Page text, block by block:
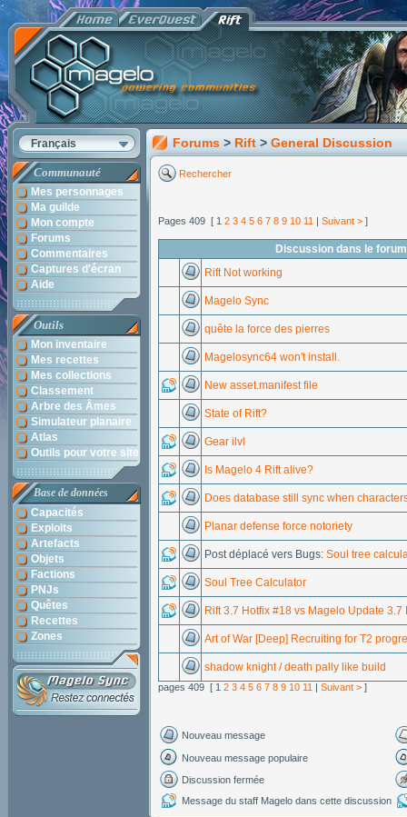
Français
Communauté
Mes personnages
Ma guilde
Mon compte
Forums
Commentaires
Captures d'écran
Aide
Outils
Mon inventaire
Mes recettes
Mes collections
Classement
Arbre des Âmes
Simulateur planaire
Atlas
Outils pour votre site
Base de données
Capacités
Exploits
Artefacts
Objets
Factions
PNJs
Quêtes
Recettes
Zones
Forums > Rift > General Discussion
Rechercher
Pages 409 [ 1 2 3 4 5 6 7 8 9 10 11 | Suivant > ]
Discussion dans le
Rift Not working
Magelo Sync
quête la force des pierres
Magelosync64 won't install.
New asset.manifest file
State of Rift?
Gear ilvl
Is Magelo 4 Rift alive?
Does database still sync when
Planar defense force notoriety
Post déplacé vers Bugs: Soul tree
Soul Tree Calculator
Rift 3.7 Hotfix #18 vs Magelo Update 3.7
Art of War [Deep] Recruiting for T2
shadow knight / death pally like build
pages 409 [ 1 2 3 4 5 6 7 8 9 10 11 | Suivant > ]
Nouveau message
Nouveau message populaire
Discussion fermée
Message du staff Magelo dans cette discussion